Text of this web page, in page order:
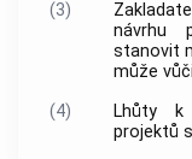
(3)
návrhu
stanovit
může
(4)
Lhůty k
projektů